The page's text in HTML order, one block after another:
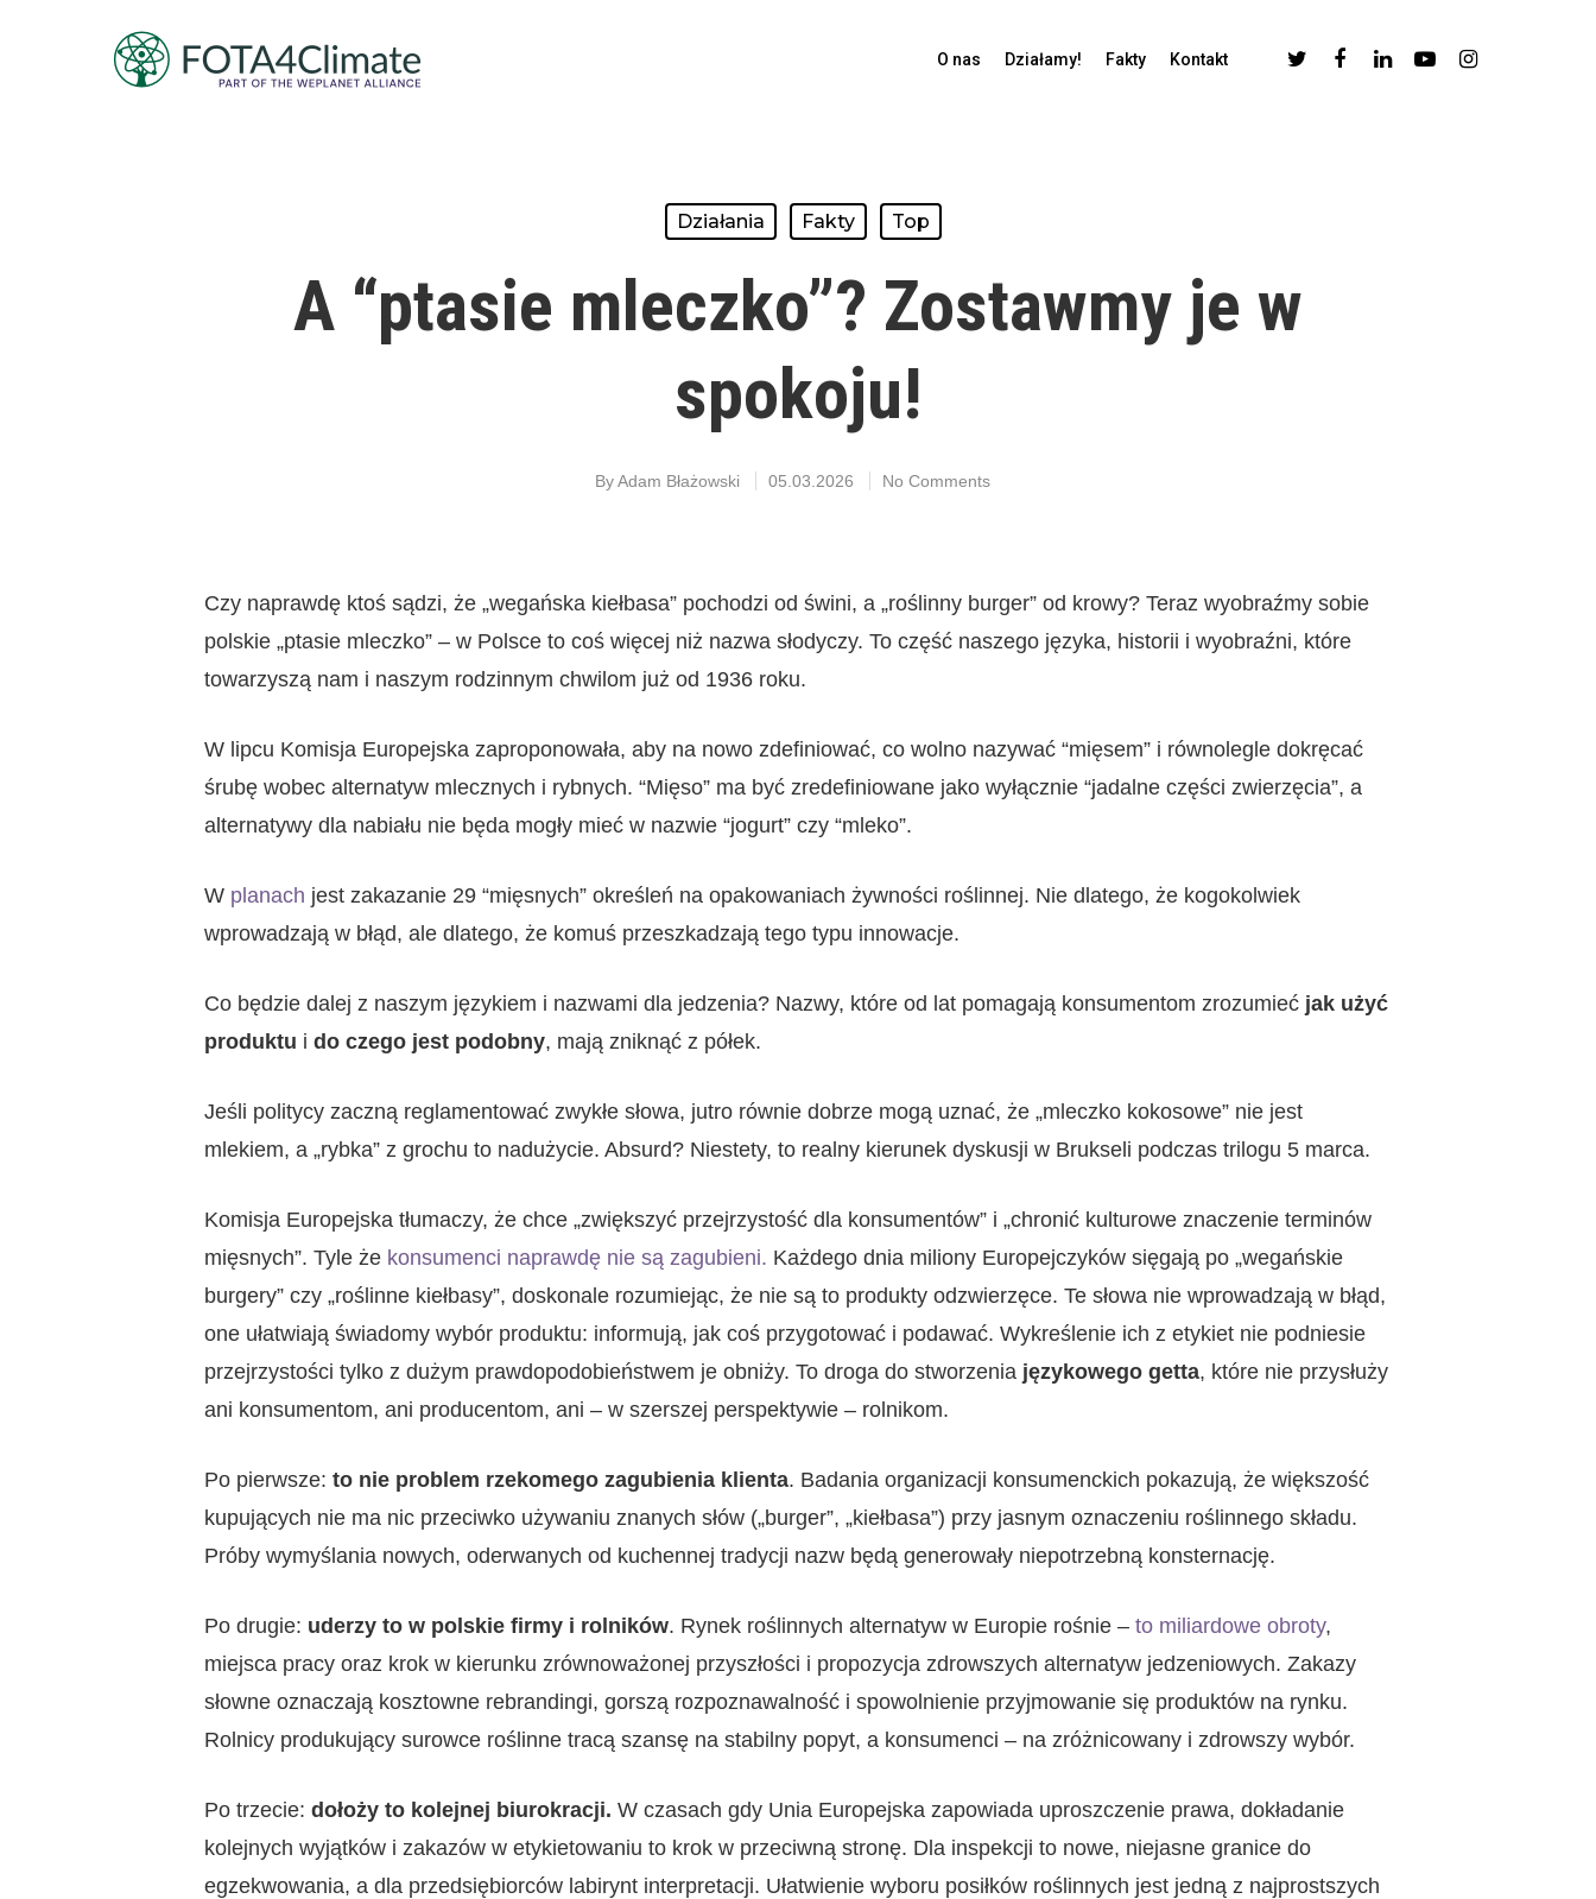
O nas Działamy! Fakty Kontakt
Działania Fakty Top
A “ptasie mleczko”? Zostawmy je w
spokoju!
ByAdam Błażowski 05.03.2026 No Comments
Czy naprawdę ktoś sądzi, że „wegańska kiełbasa” pochodzi od świni, a „roślinny burger” od krowy? Teraz wyobraźmy sobie
polskie „ptasie mleczko” – w Polsce to coś więcej niż nazwa słodyczy. To część naszego języka, historii i wyobraźni, które
towarzyszą nam i naszym rodzinnym chwilom już od 1936 roku.
W lipcu Komisja Europejska zaproponowała, aby na nowo zdefiniować, co wolno nazywać “mięsem” i równolegle dokręcać
śrubę wobec alternatyw mlecznych i rybnych. “Mięso” ma być zredefiniowane jako wyłącznie “jadalne części zwierzęcia”, a
alternatywy dla nabiału nie będa mogły mieć w nazwie “jogurt” czy “mleko”.
W planach jest zakazanie 29 “mięsnych” określeń na opakowaniach żywności roślinnej. Nie dlatego, że kogokolwiek
wprowadzają w błąd, ale dlatego, że komuś przeszkadzają tego typu innowacje.
Co będzie dalej z naszym językiem i nazwami dla jedzenia? Nazwy, które od lat pomagają konsumentom zrozumieć jak użyć
produktu i do czego jest podobny, mają zniknąć z półek.
Jeśli politycy zaczną reglamentować zwykłe słowa, jutro równie dobrze mogą uznać, że „mleczko kokosowe” nie jest
mlekiem, a „rybka” z grochu to nadużycie. Absurd? Niestety, to realny kierunek dyskusji w Brukseli podczas trilogu 5 marca.
Komisja Europejska tłumaczy, że chce „zwiększyć przejrzystość dla konsumentów” i „chronić kulturowe znaczenie terminów
mięsnych”. Tyle że konsumenci naprawdę nie są zagubieni. Każdego dnia miliony Europejczyków sięgają po „wegańskie
burgery” czy „roślinne kiełbasy”, doskonale rozumiejąc, że nie są to produkty odzwierzęce. Te słowa nie wprowadzają w błąd,
one ułatwiają świadomy wybór produktu: informują, jak coś przygotować i podawać. Wykreślenie ich z etykiet nie podniesie
przejrzystości tylko z dużym prawdopodobieństwem je obniży. To droga do stworzenia językowego getta, które nie przysłuży
ani konsumentom, ani producentom, ani – w szerszej perspektywie – rolnikom.
Po pierwsze: to nie problem rzekomego zagubienia klienta. Badania organizacji konsumenckich pokazują, że większość
kupujących nie ma nic przeciwko używaniu znanych słów („burger”, „kiełbasa”) przy jasnym oznaczeniu roślinnego składu.
Próby wymyślania nowych, oderwanych od kuchennej tradycji nazw będą generowały niepotrzebną konsternację.
Po drugie: uderzy to w polskie firmy i rolników. Rynek roślinnych alternatyw w Europie rośnie – to miliardowe obroty,
miejsca pracy oraz krok w kierunku zrównoważonej przyszłości i propozycja zdrowszych alternatyw jedzeniowych. Zakazy
słowne oznaczają kosztowne rebrandingi, gorszą rozpoznawalność i spowolnienie przyjmowanie się produktów na rynku.
Rolnicy produkujący surowce roślinne tracą szansę na stabilny popyt, a konsumenci – na zróżnicowany i zdrowszy wybór.
Po trzecie: dołoży to kolejnej biurokracji. W czasach gdy Unia Europejska zapowiada uproszczenie prawa, dokładanie
kolejnych wyjątków i zakazów w etykietowaniu to krok w przeciwną stronę. Dla inspekcji to nowe, niejasne granice do
egzekwowania, a dla przedsiębiorców labirynt interpretacji. Ułatwienie wyboru posiłków roślinnych jest jedną z najprostszych